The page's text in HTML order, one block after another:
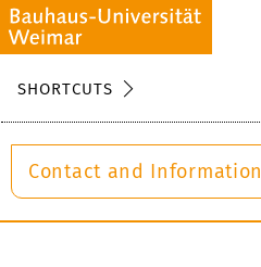
SHORTCUTS
Contact and Information